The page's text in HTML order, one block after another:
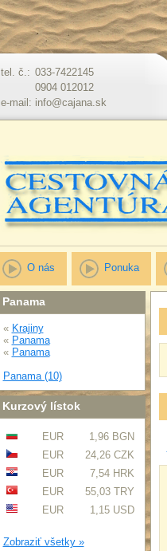
tel. č.: 033-7422145
0904 012012
e-mail: info@cajana.sk
O nás Ponuka
Panama
« Krajiny
« Panama
« Panama
Panama (10)
Kurzový lístok
EUR
1,96 BGN
EUR
24,26 CZK
EUR
7,54 HRK
EUR
55,03 TRY
EUR
1,15 USD
Zobraziť všetky »